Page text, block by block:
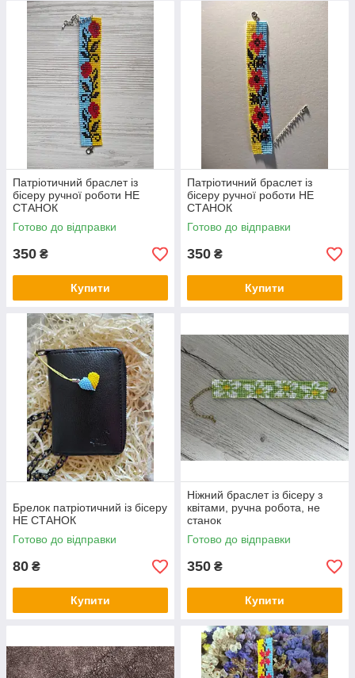
Патріотичний браслет із
бісеру ручної роботи НЕ
СТАНОК
Готово до відправки
350 ₴
Купити
Патріотичний браслет із
бісеру ручної роботи НЕ
СТАНОК
Готово до відправки
350 ₴
Купити
Брелок патріотичний із бісеру
НЕ СТАНОК
Готово до відправки
80 ₴
Купити
Ніжний браслет із бісеру з
квітами, ручна робота, не
станок
Готово до відправки
350 ₴
Купити